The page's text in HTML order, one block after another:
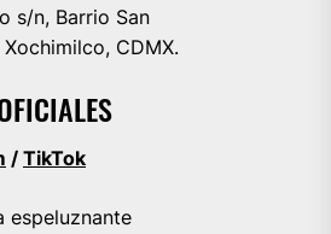
s/n, Barrio San
CDMX.
/ TikTok
espeluznante